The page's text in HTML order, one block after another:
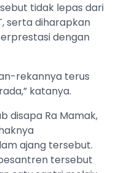
tidak lepas dari
serta diharapkan
dengan
rekannya terus
katanya.
disapa Ra Mamak,
ajang tersebut.
tersebut